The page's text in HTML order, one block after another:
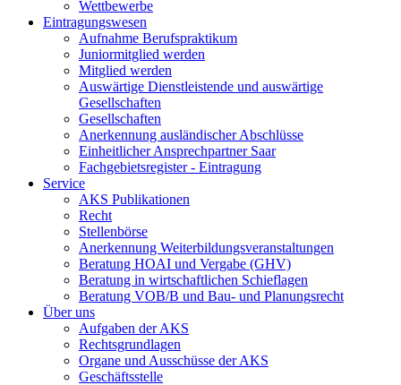
Wettbewerbe
Eintragungswesen
Aufnahme Berufspraktikum
Juniormitglied werden
Mitglied werden
Auswärtige Dienstleistende und auswärtige
Gesellschaften
Gesellschaften
Anerkennung ausländischer Abschlüsse
Einheitlicher Ansprechpartner Saar
Fachgebietsregister - Eintragung
Service
AKS Publikationen
Recht
Stellenbörse
Anerkennung Weiterbildungsveranstaltungen
Beratung HOAI und Vergabe (GHV)
Beratung in wirtschaftlichen Schieflagen
Beratung VOB/B und Bau- und Planungsrecht
Über uns
Aufgaben der AKS
Rechtsgrundlagen
Organe und Ausschüsse der AKS
Geschäftsstelle